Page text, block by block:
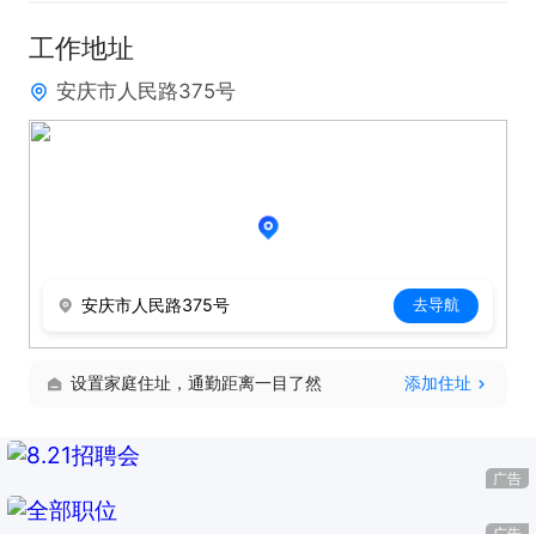
4. 工作态度积极，能够适应工作节奏。
5. 具备团队协作精神，能配合门店整体运营安排。
6. 有较强的学习能力，能快速适应不同门店环境。
工作地址
安庆市人民路375号
安庆市人民路375号 去导航
设置家庭住址，通勤距离一目了然 添加住址
广告